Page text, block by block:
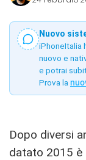
Nuovo
iPhoneItalia
nuovo e
e potrai
Prova la
Dopo diversi
datato 2015 è